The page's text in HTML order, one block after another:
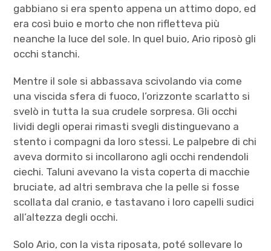
gabbiano si era spento appena un attimo dopo, ed
era così buio e morto che non rifletteva più
neanche la luce del sole. In quel buio, Ario riposò gli
occhi stanchi.
Mentre il sole si abbassava scivolando via come
una viscida sfera di fuoco, l’orizzonte scarlatto si
svelò in tutta la sua crudele sorpresa. Gli occhi
lividi degli operai rimasti svegli distinguevano a
stento i compagni da loro stessi. Le palpebre di chi
aveva dormito si incollarono agli occhi rendendoli
ciechi. Taluni avevano la vista coperta di macchie
bruciate, ad altri sembrava che la pelle si fosse
scollata dal cranio, e tastavano i loro capelli sudici
all’altezza degli occhi.
Solo Ario, con la vista riposata, poté sollevare lo